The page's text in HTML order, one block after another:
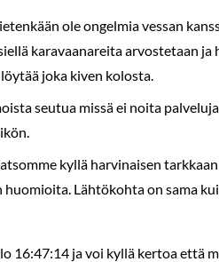
ole ongelmia vessan
karavaanareita arvostetaan
joka kiven kolosta.
seutua missä ei noita
kyllä harvinaisen
Lähtökohta on sama
16:47:14 ja voi kyllä kertoa että